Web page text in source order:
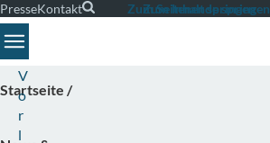
Zum Inhalt springen
Zum Seitenende springen
PresseKontakt
Toggle navigation
Startseite
V
o
r
l